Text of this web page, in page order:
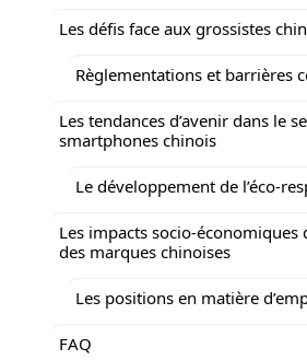
Les défis face aux grossistes
Règlementations et barrières
Les tendances d’avenir dans le
smartphones chinois
Le développement de l’éco-
Les impacts socio-économiques
des marques chinoises
Les positions en matière
FAQ